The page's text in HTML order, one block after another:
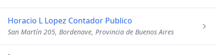
Horacio L Lopez Contador Publico
San Martín 205, Bordenave, Provincia de Buenos Aires